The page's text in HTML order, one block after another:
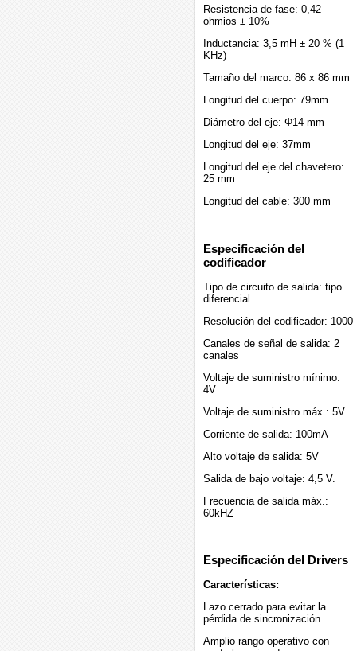
Resistencia de fase: 0,42
ohmios ± 10%
Inductancia: 3,5 mH ± 20 % (1
KHz)
Tamaño del marco: 86 x 86 mm
Longitud del cuerpo: 79mm
Diámetro del eje: Φ14 mm
Longitud del eje: 37mm
Longitud del eje del chavetero:
25 mm
Longitud del cable: 300 mm
Especificación del
codificador
Tipo de circuito de salida: tipo
diferencial
Resolución del codificador: 1000
Canales de señal de salida: 2
canales
Voltaje de suministro mínimo:
4V
Voltaje de suministro máx.: 5V
Corriente de salida: 100mA
Alto voltaje de salida: 5V
Salida de bajo voltaje: 4,5 V.
Frecuencia de salida máx.:
60kHZ
Especificación del Drivers
Características:
Lazo cerrado para evitar la
pérdida de sincronización.
Amplio rango operativo con